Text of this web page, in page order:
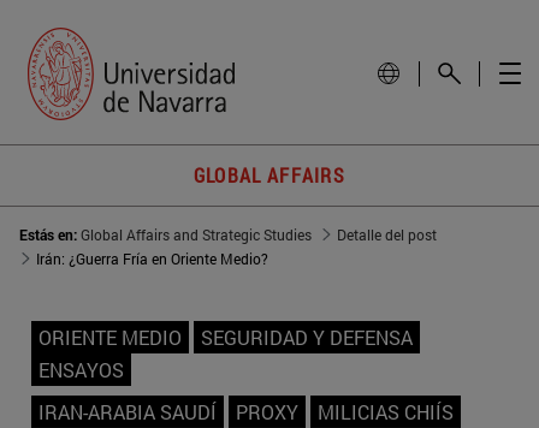
GLOBAL AFFAIRS
Estás en:Global Affairs and Strategic Studies
Detalle del post
Irán: ¿Guerra Fría en Oriente Medio?
ORIENTE MEDIO
SEGURIDAD Y DEFENSA
ENSAYOS
IRAN-ARABIA SAUDÍ
PROXY MILICIAS CHIÍS